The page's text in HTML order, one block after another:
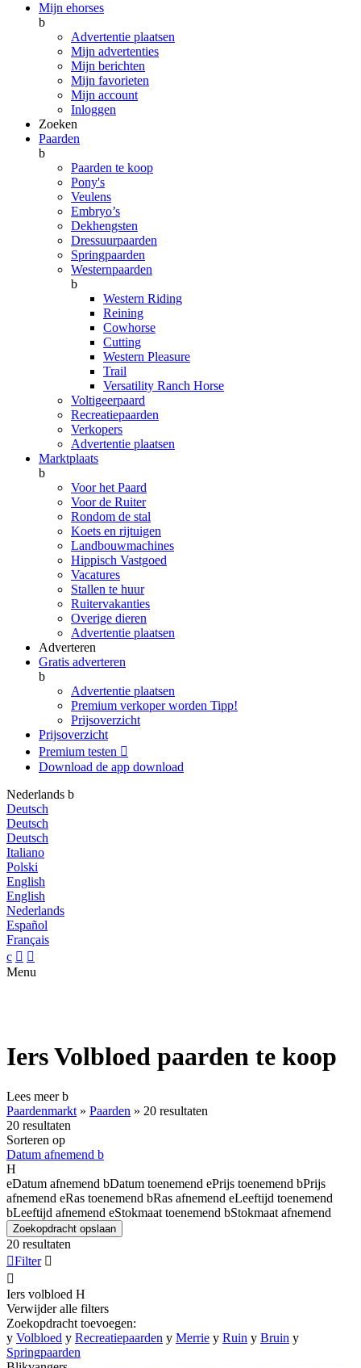
Mijn ehorses
b
Advertentie plaatsen
Mijn advertenties
Mijn berichten
Mijn favorieten
Mijn account
Inloggen
Zoeken
Paarden
b
Paarden te koop
Pony's
Veulens
Embryo’s
Dekhengsten
Dressuurpaarden
Springpaarden
Westernpaarden
b
Western Riding
Reining
Cowhorse
Cutting
Western Pleasure
Trail
Versatility Ranch Horse
Voltigeerpaard
Recreatiepaarden
Verkopers
Advertentie plaatsen
Marktplaats
b
Voor het Paard
Voor de Ruiter
Rondom de stal
Koets en rijtuigen
Landbouwmachines
Hippisch Vastgoed
Vacatures
Stallen te huur
Ruitervakanties
Overige dieren
Advertentie plaatsen
Adverteren
Gratis adverteren
b
Advertentie plaatsen
Premium verkoper worden Tipp!
Prijsoverzicht
Prijsoverzicht
Premium testen 
Download de app download
Nederlands b
Deutsch
Deutsch
Deutsch
Italiano
Polski
English
English
Nederlands
Español
Français
c  
Menu
Iers Volbloed paarden te koop
Lees meerb
Paardenmarkt » Paarden » 20 resultaten
20 resultaten
Sorteren op
Datum afnemend b
H
eDatum afnemend bDatum toenemend ePrijs toenemend bPrijs
afnemend eRas toenemend bRas afnemend eLeeftijd toenemend
bLeeftijd afnemend eStokmaat toenemend bStokmaat afnemend
Zoekopdracht opslaan
20 resultaten
Filter 

Iers volbloed H
Verwijder alle filters
Zoekopdracht toevoegen:
y Volbloed y Recreatiepaarden y Merrie y Ruin y Bruin y
Springpaarden